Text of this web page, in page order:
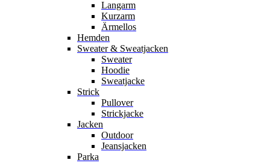
Langarm
Kurzarm
Ärmellos
Hemden
Sweater & Sweatjacken
Sweater
Hoodie
Sweatjacke
Strick
Pullover
Strickjacke
Jacken
Outdoor
Jeansjacken
Parka